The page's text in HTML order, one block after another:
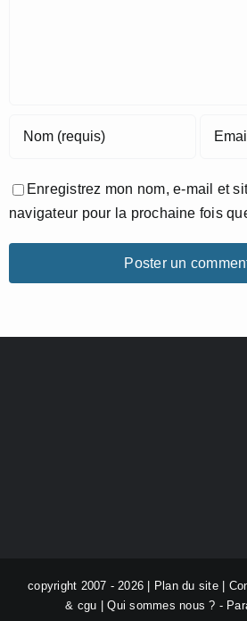
Enregistrez mon nom, e-mail et
navigateur pour la prochaine fois
copyright 2007 - 2026 | Plan du site|
& cgu |Qui sommes nous ? -